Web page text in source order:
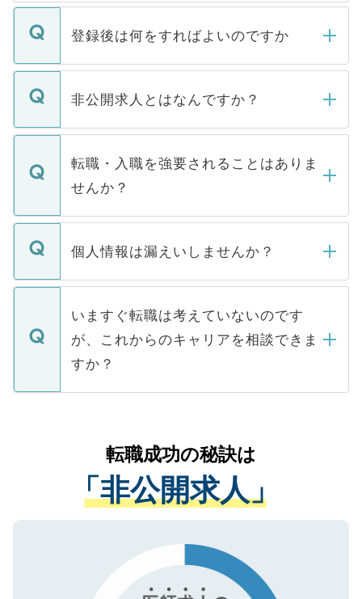
登録後は何をすればよいのですか
ご登録いただきましたら、弊社担当者がご
登録内容を確認し、その後メールもしくは
ます。通常、5営業日以内にはご連絡をせて
いただきますので、しばらくお待ちくださ
非公開求人とはなんですか？
マイナビDOCTORで取り扱っている求人の
うち約3割は、Webサイトからご覧いただ
けない「非公開求人」です。非公開求人は
下記の理由によって、一般には公開してい
ません。
■応募殺到を避けるため 人気のある医療機
関を公にしてしまうと、応募が殺到する場
に、医療機関が求める条件に合った人材の
みを人材紹介会社に依頼するケースが増え
ています。
転職・入職を強要されることはありま
せんか？
転職・入職を強要することは一切ありませ
ん。また、仮に応募先から内定をいただい
定を承諾する必要はありません。内定先へ
の辞退の連絡はキャリアパートナーが行い
個人情報は漏えいしませんか？
個人情報が漏えいすることはありませんの
で、ご安心ください。当サイトからの登録
などで収集したご登録者様の個人情報は、
ご本人のキャリアアップおよび転職活動の
支援を目的に使用いたします。お預かりし
ているすべての個人データはご本人の許可
は、個人情報の取り扱いについての厳密な
管理基準を満たした事業者のみに付与され
る、プライバシーマークを取得済みです。
で、機密保持に関してもご安心ください。
いますぐ転職は考えていないのです
が、これからのキャリアを相談できま
すか？
かがいして、現在の医療機関の状況や紹介
経験をまじえながら、適切なアドバイスを
させていただきます。すぐにご転職をされ
ない方には、長期的なサポートが可能です
ので、まずはご登録ください。
転職成功の秘訣は
「非公開求人」